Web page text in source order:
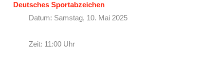
Deutsches Sportabzeichen
Datum: Samstag, 10. Mai 2025
Zeit: 11:00 Uhr